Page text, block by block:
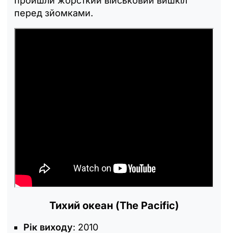
перед зйомками.
Тихий океан (The Pacific)
Рік виходу: 2010